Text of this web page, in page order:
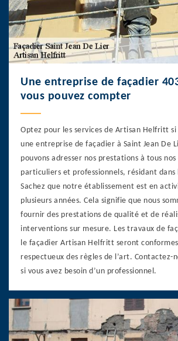
Une entreprise de façadier
vous pouvez compter
Optez pour les services de Artisan Helfritt si
une entreprise de façadier à Saint Jean De
pouvons adresser nos prestations à tous
particuliers et professionnels, résidant dans
Sachez que notre établissement est en
plusieurs années. Cela signifie que nous
fournir des prestations de qualité et de
interventions sur mesure. Les travaux de
le façadier Artisan Helfritt seront
respectueux des règles de l’art. Contactez-
si vous avez besoin d’un professionnel.